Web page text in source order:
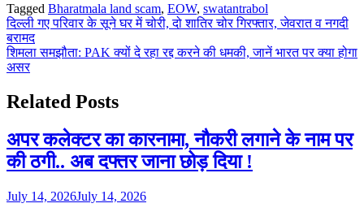
Tagged Bharatmala land scam, EOW, swatantrabol
Post
navigation
दिल्ली गए परिवार के सूने घर में चोरी, दो शातिर चोर गिरफ्तार, जेवरात व नगदी
बरामद
शिमला समझौता: PAK क्यों दे रहा रद्द करने की धमकी, जानें भारत पर क्या होगा
असर
Related Posts
अपर कलेक्टर का कारनामा, नौकरी लगाने के नाम पर
की ठगी.. अब दफ्तर जाना छोड़ दिया !
July 14, 2026July 14, 2026